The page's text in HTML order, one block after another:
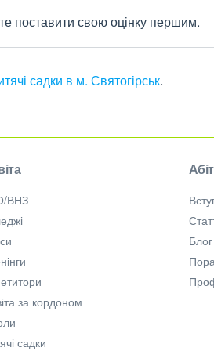
поставити свою оцінку першим.
садки в м. Святогірськ.
ВНЗ
за кордоном
садки